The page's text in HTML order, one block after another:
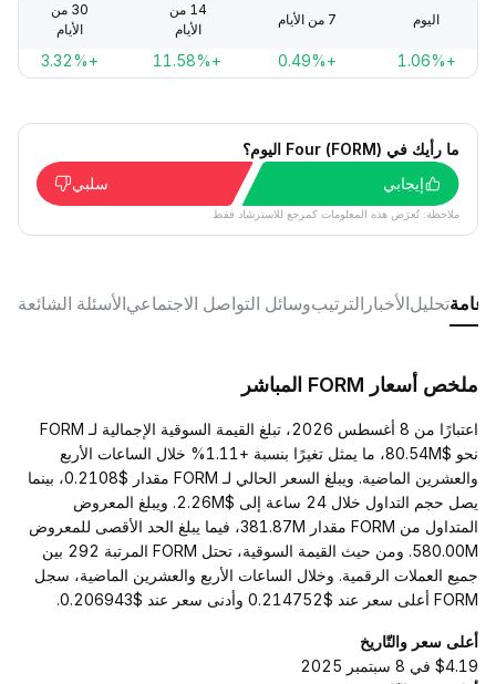
اليوم 7 من الأيام
14 من
الأيام
30 من
الأيام
+1.06%
+0.49%
+11.58%
+3.32%
ما رأيك في Four (FORM) اليوم؟
إيجابي
سلبي
ملاحظة: تُعرَض هذه المعلومات كمرجع للاسترشاد فقط.
عامةتحليلالأخبار الترتيبوسائل التواصل الاجتماعيالأسئلة الشائعة
ملخص أسعار FORM المباشر
اعتبارًا من 8 أغسطس 2026، تبلغ القيمة السوقية الإجمالية لـ FORM
نحو $80.54M، ما يمثل تغيرًا بنسبة +1.11% خلال الساعات الأربع
والعشرين الماضية. ويبلغ السعر الحالي لـ FORM مقدار $0.2108، بينما
يصل حجم التداول خلال 24 ساعة إلى $2.26M. ويبلغ المعروض
المتداول من FORM مقدار 381.87M، فيما يبلغ الحد الأقصى للمعروض
580.00M. ومن حيث القيمة السوقية، تحتل FORM المرتبة 292 بين
جميع العملات الرقمية. وخلال الساعات الأربع والعشرين الماضية، سجل
FORM أعلى سعر عند $0.214752 وأدنى سعر عند $0.206943.
أعلى سعر والتّاريخ
$4.19 في 8 سبتمبر 2025